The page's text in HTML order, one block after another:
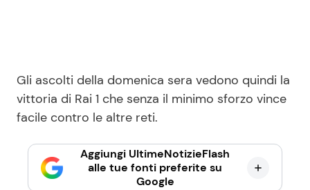
Gli ascolti della domenica sera vedono quindi la
vittoria di Rai 1 che senza il minimo sforzo vince
facile contro le altre reti.
Aggiungi UltimeNotizieFlash
alle tue fonti preferite su
Google